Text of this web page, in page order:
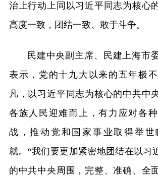
治上行动上同以习近平同志为核心
高度一致，团结一致、敢于斗争。
民建中央副主席、民建上海市
表示，党的十九大以来的五年极
凡，以习近平同志为核心的中共中
各族人民迎难而上，有力应对各
战，推动党和国家事业取得举世
就。“我们要更加紧密地团结在以习
的中共中央周围，完整、准确、全